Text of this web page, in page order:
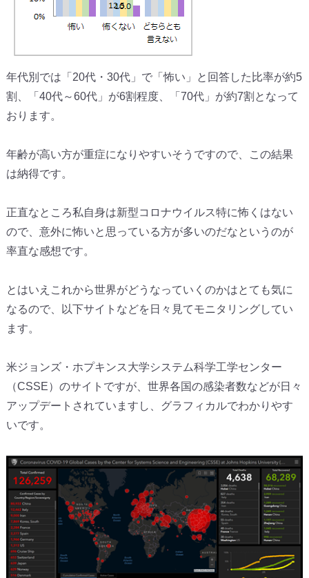
年代別では「20代・30代」で「怖い」と回答した比率が約5
割、「40代～60代」が6割程度、「70代」が約7割となって
おります。
年齢が高い方が重症になりやすいそうですので、この結果
は納得です。
正直なところ私自身は新型コロナウイルス特に怖くはない
ので、意外に怖いと思っている方が多いのだなというのが
率直な感想です。
とはいえこれから世界がどうなっていくのかはとても気に
なるので、以下サイトなどを日々見てモニタリングしてい
ます。
米ジョンズ・ホプキンス大学システム科学工学センター
（CSSE）のサイトですが、世界各国の感染者数などが日々
アップデートされていますし、グラフィカルでわかりやす
いです。